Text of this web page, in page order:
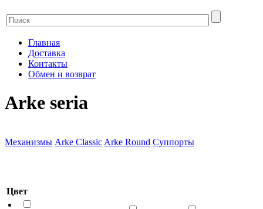
Главная
Доставка
Контакты
Обмен и возврат
Arke seria
Механизмы Arke Classic Arke Round Суппорты
Цвет